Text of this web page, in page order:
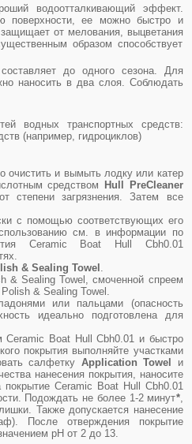
водоотталкивающий эффект.
поверхности, ее можно быстро и
от мелования, выцветания
образом способствует
до одного сезона. Для
наносить в два слоя. Соблюдать
водных транспортных средств:
(например, гидроциклов)
очистить и вымыть лодку или катер
средством
Hull PreCleaner
степени загрязнения. Затем все
с помощью соответствующих его
см. в информации по
Ceramic Boat Hull Cbh0.01
& Sealing Towel .
& Sealing Towel, смоченной спреем
& Sealing Towel.
или пальцами (опасность
идеально подготовлена для
Ceramic Boat Hull Cbh0.01 и быстро
покрытия выполняйте участками
салфетку Application Towel
и
нанесения покрытия, наносите
покрытие Ceramic Boat Hull Cbh0.01
Подождать не более 1-2 минут*,
Также допускается нанесение
После отверждения покрытие
pH от 2 до 13.